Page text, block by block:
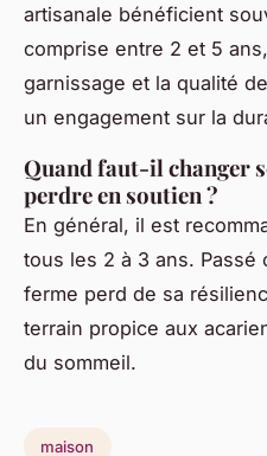
artisanale bénéficient
comprise entre 2 et 5
garnissage et la qualité
un engagement sur la
Quand faut-il changer
perdre en soutien ?
En général, il est
tous les 2 à 3 ans.
ferme perd de sa
terrain propice aux
du sommeil.
maison